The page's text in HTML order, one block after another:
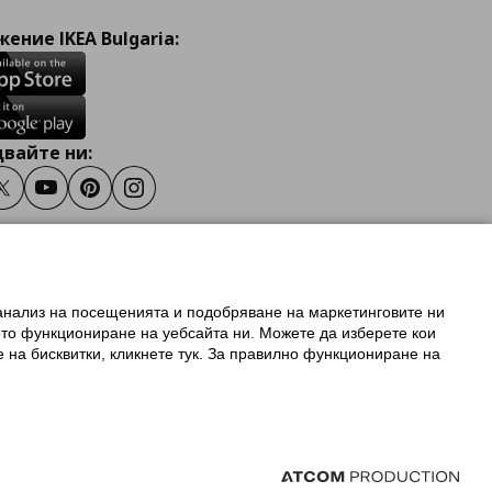
IKEA Bulgaria:
ни:
TwitterYoutubePinterestInstagram
на ikea.bg
Family
на посещенията и подобряване на маркетинговите ни
функциониране на уебсайта ни. Можете да изберете кои
бисквитки, кликнете тук. За правилно функциониране на